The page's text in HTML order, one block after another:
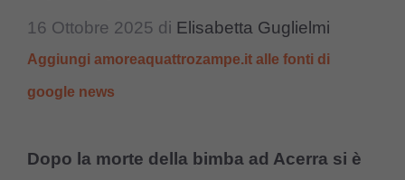
16 Ottobre 2025 di Elisabetta Guglielmi
Aggiungi amoreaquattrozampe.it alle fonti di
google news
Dopo la morte della bimba ad Acerra si è